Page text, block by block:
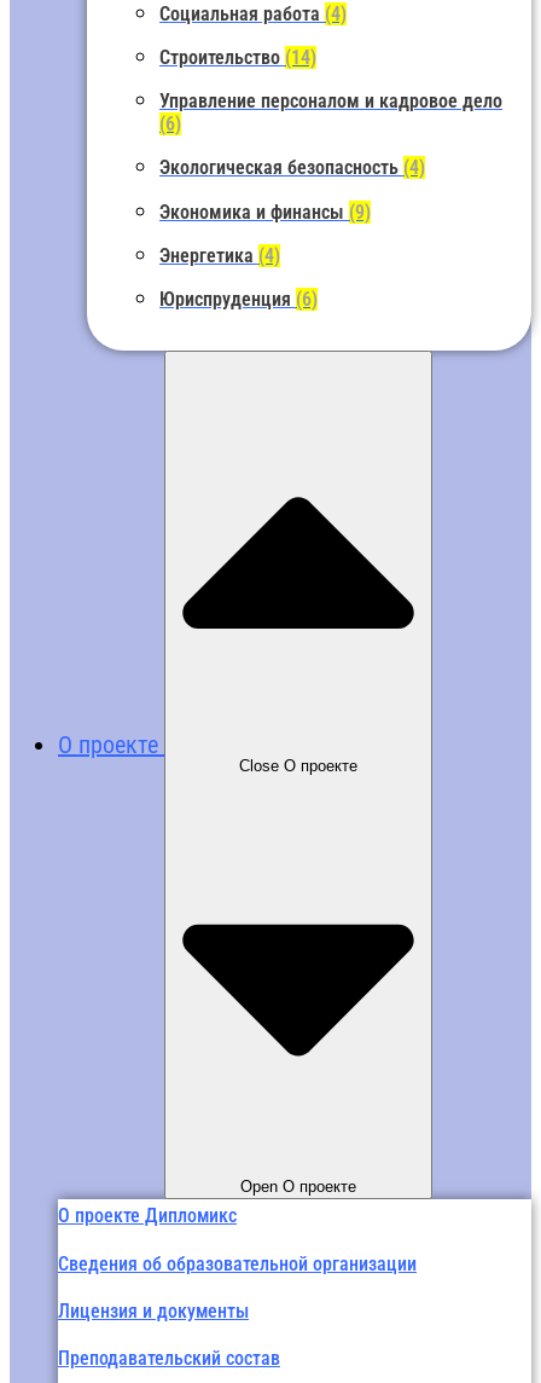
Социальная работа (4)
Строительство (14)
Управление персоналом и кадровое дело
(6)
Экологическая безопасность (4)
Экономика и финансы (9)
Энергетика (4)
Юриспруденция (6)
О проекте
Close О проекте
Open О проекте
О проекте Дипломикс
Сведения об образовательной организации
Лицензия и документы
Преподавательский состав